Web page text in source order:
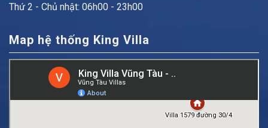
Thứ 2 - Chủ nhật: 06h00 - 23h00
Map hệ thống King Villa